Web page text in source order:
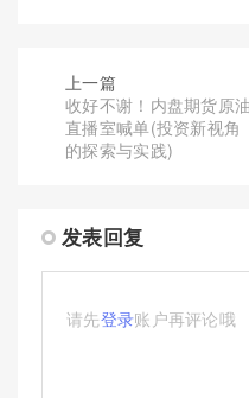
上一篇
收好不谢！内盘期货原油
直播室喊单(投资新视角
的探索与实践)
发表回复
请先登录账户再评论哦